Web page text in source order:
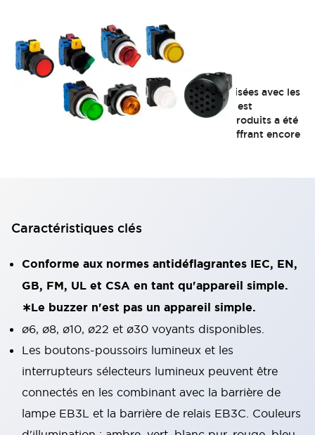
Série EB3P
Les barrières de lampe EB3L peuvent être utilisées avec les
barrières relais EB3C. (La barrière relais EB3C est
connectée à la partie contact) La gamme de produits a été
élargie pour inclure la nouvelle série LB ø16, offrant encore
Caractéristiques clés
Conforme aux normes antidéflagrantes IEC, EN,
GB, FM, UL et CSA en tant qu'appareil simple.
∗Le buzzer n'est pas un appareil simple.
ø6, ø8, ø10, ø22 et ø30 voyants disponibles.
Les boutons-poussoirs lumineux et les
interrupteurs sélecteurs lumineux peuvent être
connectés en les combinant avec la barrière de
lampe EB3L et la barrière de relais EB3C. Couleurs